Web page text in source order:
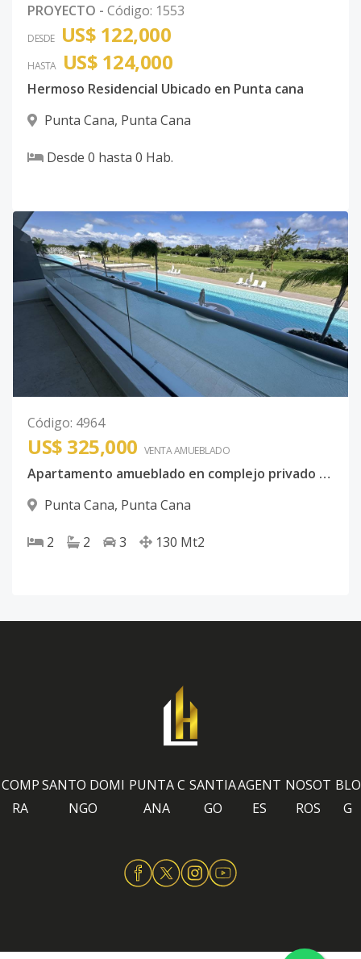
PROYECTO - Código: 1553
DESDE US$ 122,000
HASTA US$ 124,000
Hermoso Residencial Ubicado en Punta cana
Punta Cana, Punta Cana
Desde 0 hasta 0 Hab.
Código: 4964
US$ 325,000 VENTA AMUEBLADO
Apartamento amueblado en complejo privado de punta cana con playa y campo de golf
Punta Cana, Punta Cana
2 2 3 130 Mt2
COMP
RA
SANTO DOMI
NGO
PUNTA C
ANA
SANTIA
GO
AGENT
ES
NOSOT
ROS
BLO
G